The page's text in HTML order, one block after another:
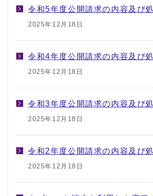
令和5年度公開請求の内容及び
2025年12月18日
令和4年度公開請求の内容及び
2025年12月18日
令和3年度公開請求の内容及び
2025年12月18日
令和2年度公開請求の内容及び
2025年12月18日